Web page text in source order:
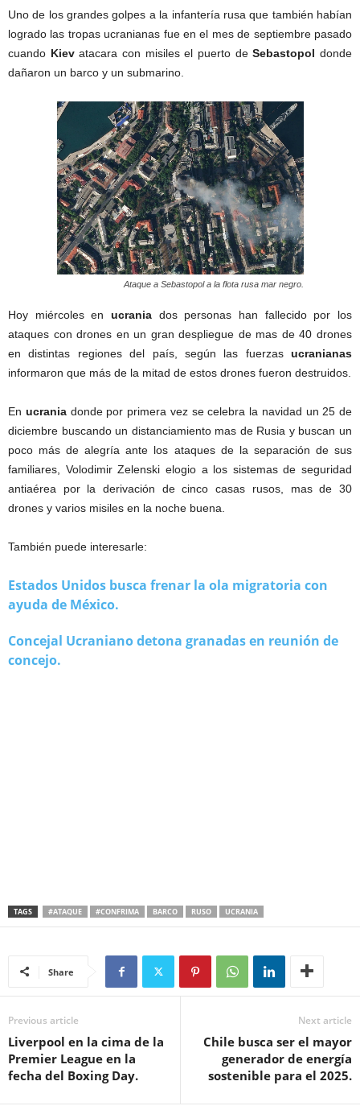
Uno de los grandes golpes a la infantería rusa que también habían
logrado las tropas ucranianas fue en el mes de septiembre pasado
cuando Kievatacara con misiles el puerto deSebastopol donde
dañaron un barco y un submarino.
Ataque a Sebastopol a la flota rusa mar negro.
Hoy miércoles en ucrania dos personas han fallecido por los
ataques con drones en un gran despliegue de mas de 40 drones
en distintas regiones del país, según las fuerzas ucranianas
informaron que más de la mitad de estos drones fueron destruidos.
En ucraniadonde por primera vez se celebra la navidad un 25 de
diciembre buscando un distanciamiento mas de Rusia y buscan un
poco más de alegría ante los ataques de la separación de sus
familiares, Volodimir Zelenski elogio a los sistemas de seguridad
antiaérea por la derivación de cinco casas rusos, mas de 30
drones y varios misiles en la noche buena.
También puede interesarle:
Estados Unidos busca frenar la ola migratoria con
ayuda de México.
Concejal Ucraniano detona granadas en reunión de
concejo.
TAGS #ATAQUE #CONFRIMA BARCO RUSO UCRANIA
Share
Previous article
Liverpool en la cima de la
Premier League en la
fecha del Boxing Day.
Next article
Chile busca ser el mayor
generador de energía
sostenible para el 2025.